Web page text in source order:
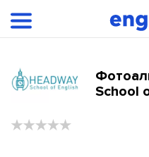
School